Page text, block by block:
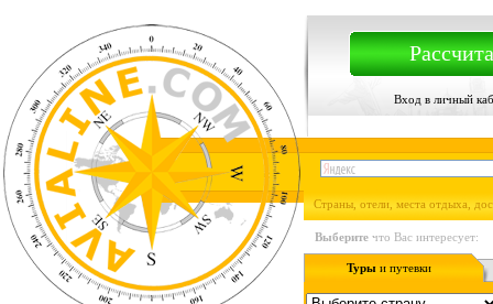
Вход в личный
Страны, отели, места отдыха,
Выберите что Вас интересует:
Туры и путевки